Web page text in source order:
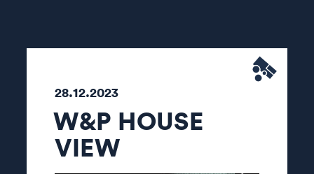
28.12.2023
W&P HOUSE
VIEW